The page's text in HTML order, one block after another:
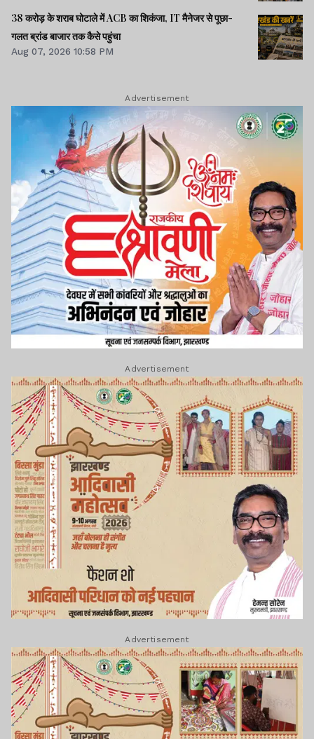
38 करोड़ के शराब घोटाले में ACB का शिकंजा, IT मैनेजर से पूछा-
गलत ब्रांड बाजार तक कैसे पहुंचा
Aug 07, 2026 10:58 PM
Advertisement
Advertisement
Advertisement